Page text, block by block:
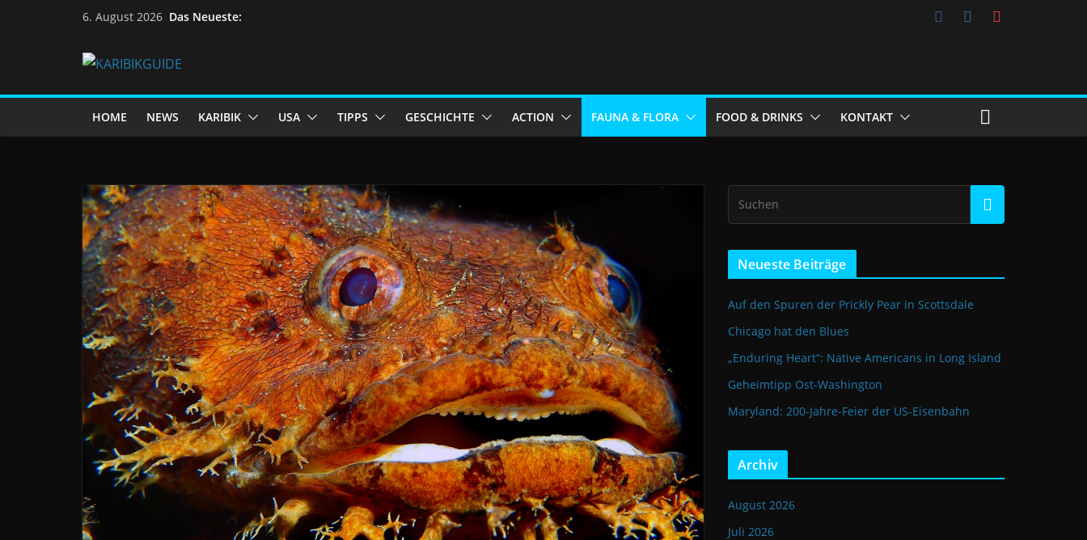
6. August 2026 Das Neueste:
HOME NEWS KARIBIK USA TIPPS GESCHICHTE ACTION FAUNA & FLORA FOOD & DRINKS KONTAKT
Neueste Beiträge
Auf den Spuren der Prickly Pear in Scottsdale
Chicago hat den Blues
„Enduring Heart“: Native Americans in Long Island
Geheimtipp Ost-Washington
Maryland: 200-Jahre-Feier der US-Eisenbahn
Archiv
August 2026
Juli 2026